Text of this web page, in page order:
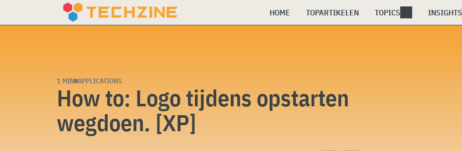
HOME TOPARTIKELEN TOPICS INSIGHTS
1 MIN APPLICATIONS
How to: Logo tijdens opstarten
wegdoen. [XP]